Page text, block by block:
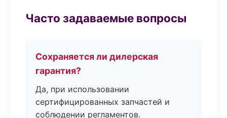
Часто задаваемые вопросы
Сохраняется ли дилерская
гарантия?
Да, при использовании
сертифицированных запчастей и
соблюдении регламентов.